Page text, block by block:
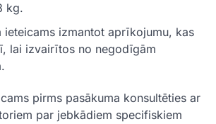
kg.
ieteicams izmantot aprīkojumu, kas
lai izvairītos no negodīgām
pirms pasākuma konsultēties ar
par jebkādiem specifiskiem